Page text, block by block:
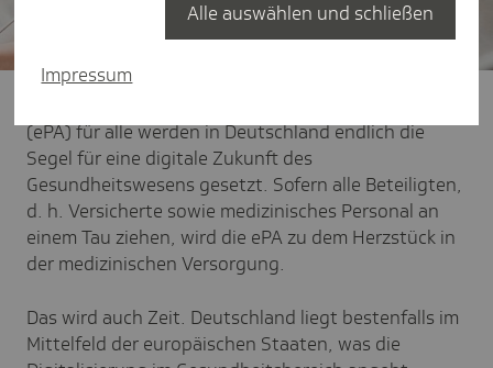
(ePA) für alle werden in Deutschland endlich die
Segel für eine digitale Zukunft des
Gesundheitswesens gesetzt. Sofern alle Beteiligten,
d. h. Versicherte sowie medizinisches Personal an
einem Tau ziehen, wird die ePA zu dem Herzstück in
der medizinischen Versorgung.
Das wird auch Zeit. Deutschland liegt bestenfalls im
Mittelfeld der europäischen Staaten, was die
Impressum
Alle auswählen und schließen